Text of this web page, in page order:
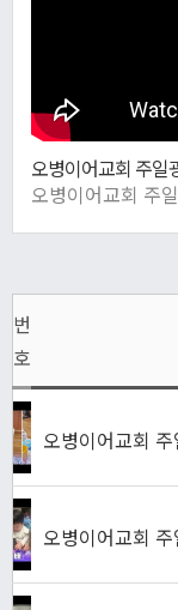
오병이어교회 주일
오병이어교회 주
번
호
오병이어교회
오병이어교회